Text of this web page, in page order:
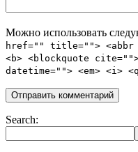
Можно использовать
href="" title="">
<b> <blockquote
datetime=""> <em> <i>
Search: